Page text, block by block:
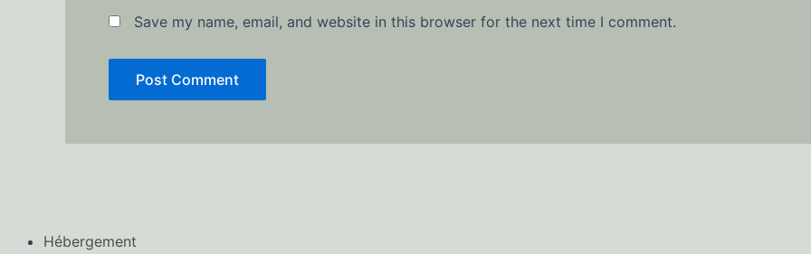
Save my name, email, and website in this browser for the next time I comment.
Hébergement